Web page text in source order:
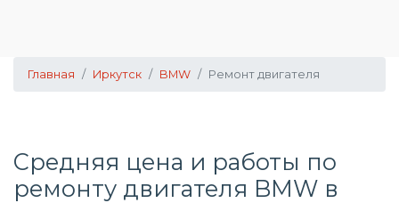
Главная Иркутск BMW Ремонт двигателя
Средняя цена и работы по
ремонту двигателя BMW в